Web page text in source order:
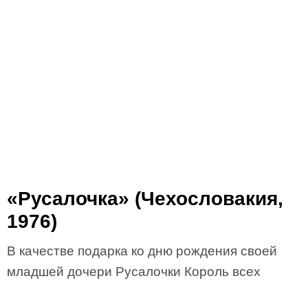
«Русалочка» (Чехословакия,
1976)
В качестве подарка ко дню рождения своей
младшей дочери Русалочки Король всех